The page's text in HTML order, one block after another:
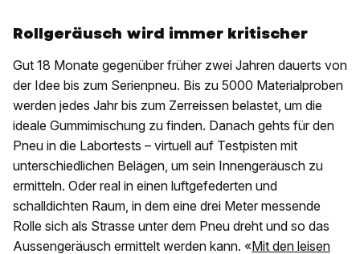
Rollgeräusch wird immer kritischer
Gut 18 Monate gegenüber früher zwei Jahren dauerts von
der Idee bis zum Serienpneu. Bis zu 5000 Materialproben
werden jedes Jahr bis zum Zerreissen belastet, um die
ideale Gummimischung zu finden. Danach gehts für den
Pneu in die Labortests – virtuell auf Testpisten mit
unterschiedlichen Belägen, um sein Innengeräusch zu
ermitteln. Oder real in einen luftgefederten und
schalldichten Raum, in dem eine drei Meter messende
Rolle sich als Strasse unter dem Pneu dreht und so das
Aussengeräusch ermittelt werden kann. «Mit den leisen